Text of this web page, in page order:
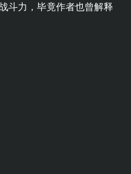
斗力，毕竟作者也曾解释